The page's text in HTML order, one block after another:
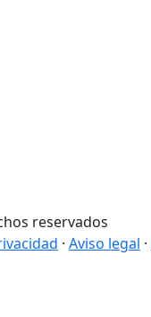
reservados
· Aviso legal ·